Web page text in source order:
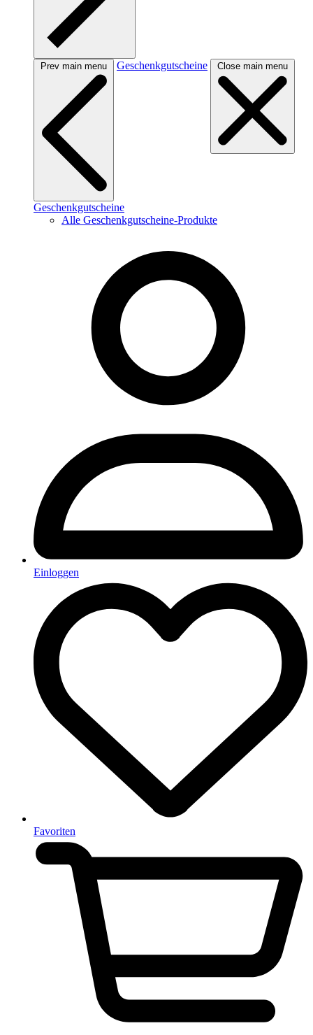
Prev main menu Geschenkgutscheine Close main menu
Geschenkgutscheine
Alle Geschenkgutscheine-Produkte
Einloggen
Favoriten